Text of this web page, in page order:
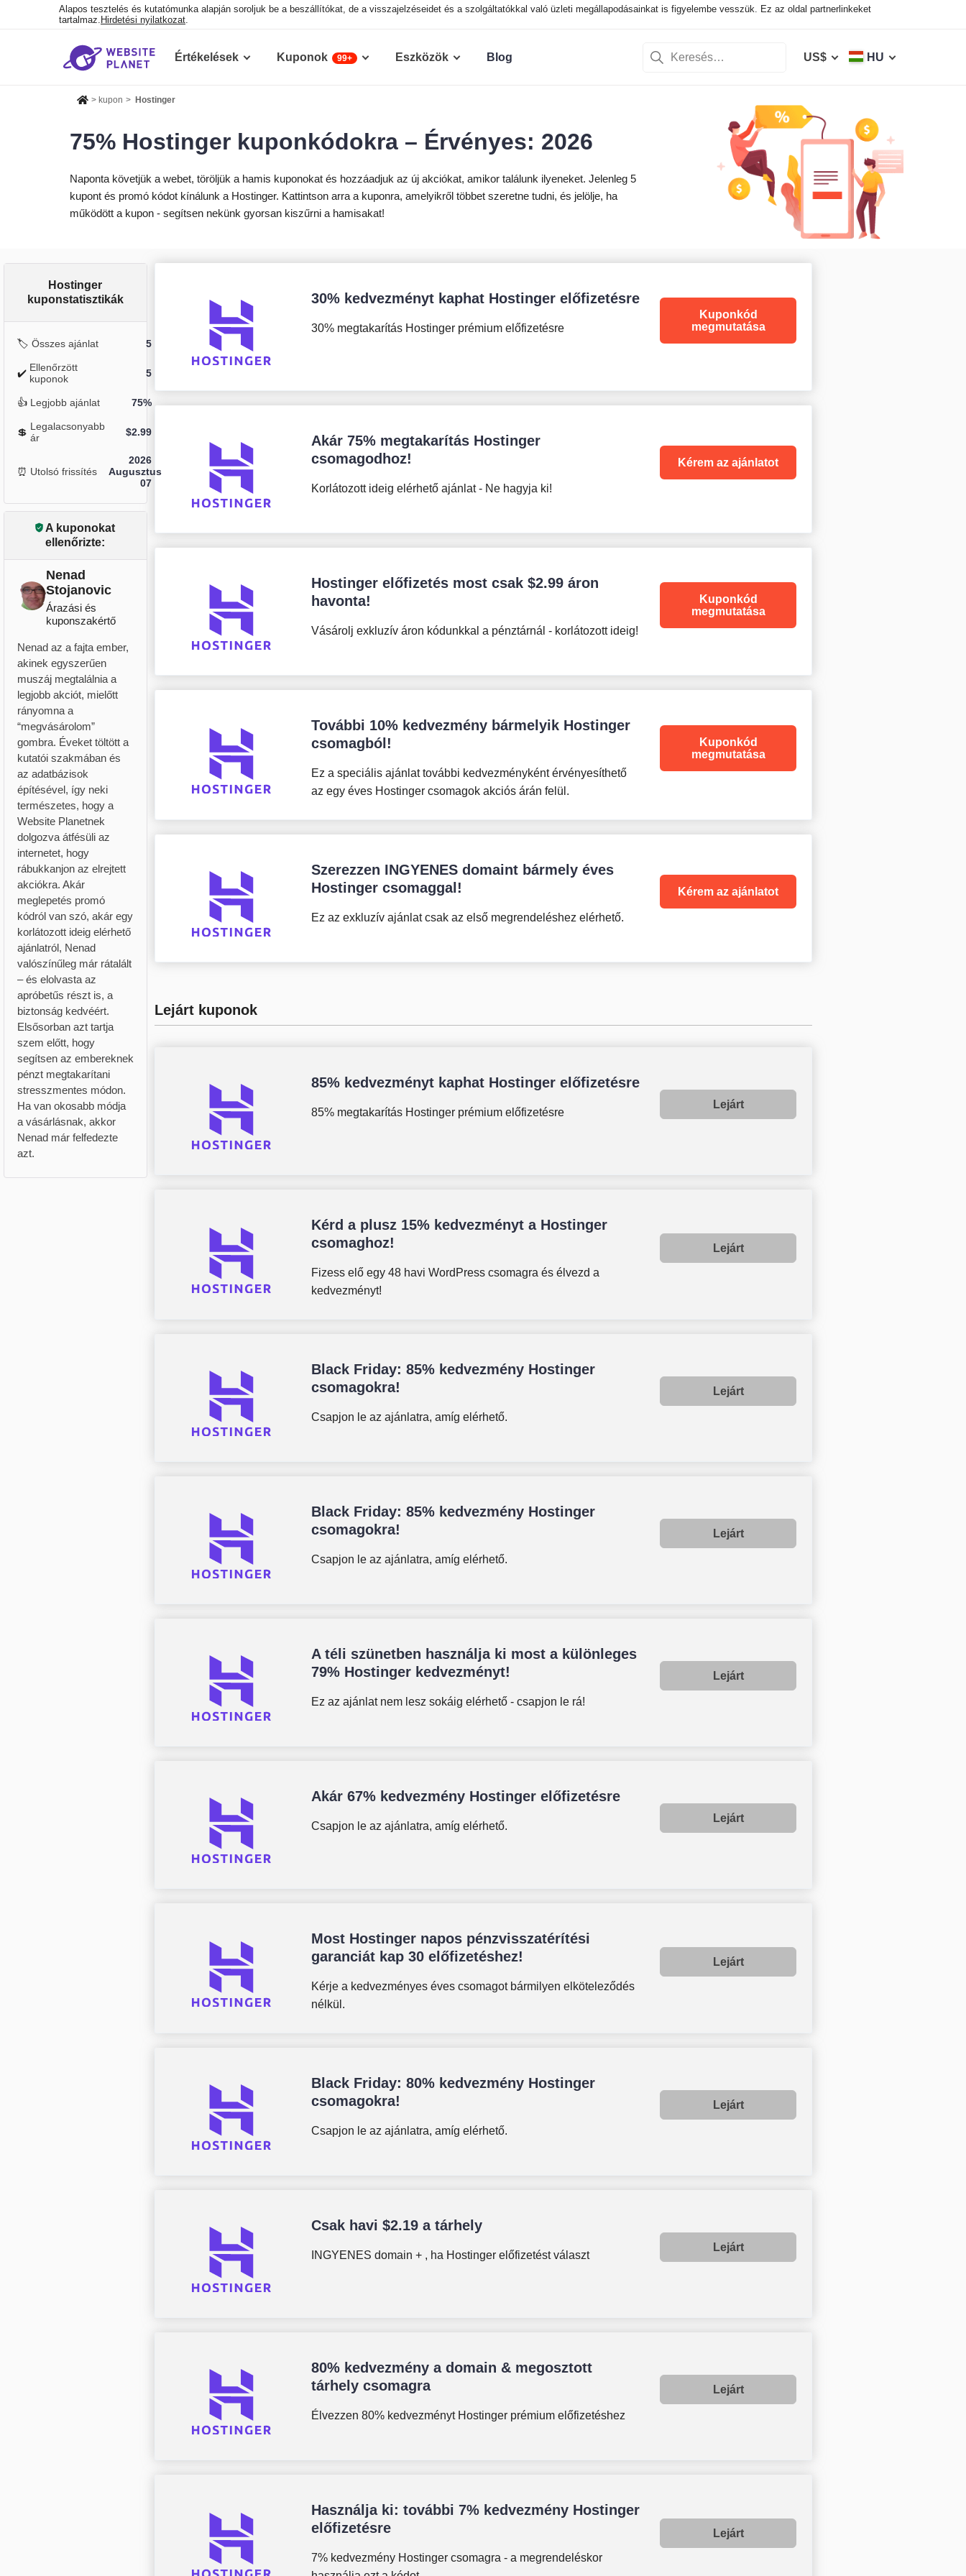
Alapos tesztelés és kutatómunka alapján soroljuk be a beszállítókat, de a visszajelzéseidet és a szolgáltatókkal való üzleti megállapodásainkat is figyelembe vesszük. Ez az oldal partnerlinkeket
tartalmaz. Hirdetési nyilatkozat.
Értékelések Kuponok 99+ Eszközök Blog US$ HU
> kupon > Hostinger
75% Hostinger kuponkódokra – Érvényes: 2026
Naponta követjük a webet, töröljük a hamis kuponokat és hozzáadjuk az új akciókat, amikor találunk ilyeneket. Jelenleg 5
kupont és promó kódot kínálunk a Hostinger. Kattintson arra a kuponra, amelyikről többet szeretne tudni, és jelölje, ha
működött a kupon - segítsen nekünk gyorsan kiszűrni a hamisakat!
Hostinger
kuponstatisztikák
🏷️ Összes ajánlat 5
✔️ Ellenőrzött
kuponok
5
👍 Legjobb ajánlat 75%
💲 Legalacsonyabb
ár
$2.99
⏰ Utolsó frissítés
2026
Augusztus
07
A kuponokat
ellenőrizte:
Nenad
Stojanovic
Árazási és
kuponszakértő
Nenad az a fajta ember,
akinek egyszerűen
muszáj megtalálnia a
legjobb akciót, mielőtt
rányomna a
“megvásárolom”
gombra. Éveket töltött a
kutatói szakmában és
az adatbázisok
építésével, így neki
természetes, hogy a
Website Planetnek
dolgozva átfésüli az
internetet, hogy
rábukkanjon az elrejtett
akciókra. Akár
meglepetés promó
kódról van szó, akár egy
korlátozott ideig elérhető
ajánlatról, Nenad
valószínűleg már rátalált
– és elolvasta az
apróbetűs részt is, a
biztonság kedvéért.
Elsősorban azt tartja
szem előtt, hogy
segítsen az embereknek
pénzt megtakarítani
stresszmentes módon.
Ha van okosabb módja
a vásárlásnak, akkor
Nenad már felfedezte
azt.
30% kedvezményt kaphat Hostinger előfizetésre
30% megtakarítás Hostinger prémium előfizetésre
Kuponkód
megmutatása
Akár 75% megtakarítás Hostinger
csomagodhoz!
Korlátozott ideig elérhető ajánlat - Ne hagyja ki!
Kérem az ajánlatot
Hostinger előfizetés most csak$2.99 áron
havonta!
Vásárolj exkluzív áron kódunkkal a pénztárnál - korlátozott ideig!
Kuponkód
megmutatása
További 10% kedvezmény bármelyik Hostinger
csomagból!
Ez a speciális ajánlat további kedvezményként érvényesíthető
az egy éves Hostinger csomagok akciós árán felül.
Kuponkód
megmutatása
Szerezzen INGYENES domaint bármely éves
Hostinger csomaggal!
Ez az exkluzív ajánlat csak az első megrendeléshez elérhető.
Kérem az ajánlatot
Lejárt kuponok
85% kedvezményt kaphat Hostinger előfizetésre
85% megtakarítás Hostinger prémium előfizetésre
Lejárt
Kérd a plusz 15% kedvezményt a Hostinger
csomaghoz!
Fizess elő egy 48 havi WordPress csomagra és élvezd a
kedvezményt!
Lejárt
Black Friday: 85% kedvezmény Hostinger
csomagokra!
Csapjon le az ajánlatra, amíg elérhető.
Lejárt
Black Friday: 85% kedvezmény Hostinger
csomagokra!
Csapjon le az ajánlatra, amíg elérhető.
Lejárt
A téli szünetben használja ki most a különleges
79% Hostinger kedvezményt!
Ez az ajánlat nem lesz sokáig elérhető - csapjon le rá!
Lejárt
Akár 67% kedvezmény Hostinger előfizetésre
Csapjon le az ajánlatra, amíg elérhető.
Lejárt
Most Hostinger napos pénzvisszatérítési
garanciát kap 30 előfizetéshez!
Kérje a kedvezményes éves csomagot bármilyen elköteleződés
nélkül.
Lejárt
Black Friday: 80% kedvezmény Hostinger
csomagokra!
Csapjon le az ajánlatra, amíg elérhető.
Lejárt
Csak havi$2.19 a tárhely
INGYENES domain + , ha Hostinger előfizetést választ
Lejárt
80% kedvezmény a domain & megosztott
tárhely csomagra
Élvezzen 80% kedvezményt Hostinger prémium előfizetéshez
Lejárt
Használja ki: további 7% kedvezmény Hostinger
előfizetésre
7% kedvezmény Hostinger csomagra - a megrendeléskor
Lejárt